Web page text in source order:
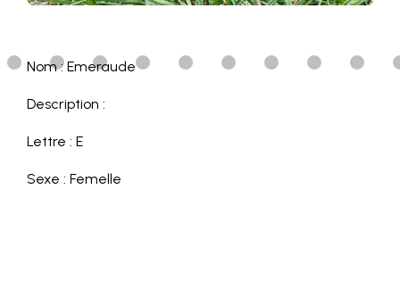
Nom : Emeraude
Description :
Lettre : E
Sexe : Femelle